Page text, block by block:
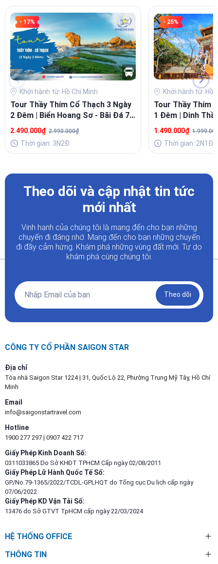
- 17%
Khởi hành từ: Hồ Chí Minh
Tour Thầy Thím Cổ Thạch 3 Ngày
2 Đêm | Biển Hoang Sơ - Bãi Đá 7
Màu
2.490.000₫ 2.990.000₫
Thời gian: 3N2Đ
- 25%
Khởi hành từ: Hồ
Tour Thầy Thím
1 Đêm | Dinh
bảy màu - Chùa
1.490.000₫
Thời gian: 2N1Đ
Theo dõi và cập nhật tin tức
mới nhất
Vinh hạnh của chúng tôi là mang đến cho bạn những
chuyến đi đáng nhớ. Mang đến cho bạn những chuyến
đi đầy cảm hứng. Khám phá những vùng đất mới. Tự do
khám phá cùng chúng tôi.
Theo dõi
CÔNG TY CỔ PHẦN SAIGON STAR
Địa chỉ
Tòa nhà Saigon Star 1224 | 31, Quốc Lộ 22, Phường Trung Mỹ Tây, Hồ Chí
Minh
Email
info@saigonstartravel.com
Hotline
1900 277 297 | 0907 422 717
Giấy Phép Kinh Doanh Số:
0311033865 Do Sở KHĐT TPHCM Cấp ngày 02/08/2011
Giấy Phép Lữ Hành Quốc Tế Số:
GP/No.79-1365/2022/TCDL-GPLHQT do Tổng cục Du lịch cấp ngày
07/06/2022
Giấy Phép KD Vận Tải Số:
13476 do Sở GTVT TpHCM cấp ngày 22/03/2024
HỆ THỐNG OFFICE
THÔNG TIN